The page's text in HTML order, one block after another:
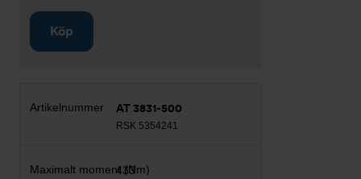
Köp
AT 3831-500
RSK 5354241
433